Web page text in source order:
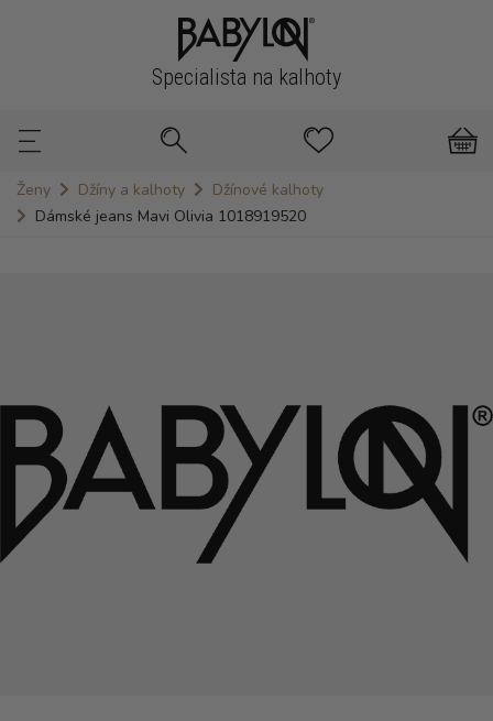
Specialista na kalhoty
Ženy Džíny a kalhoty
Džínové kalhoty
Dámské jeans Mavi Olivia 1018919520